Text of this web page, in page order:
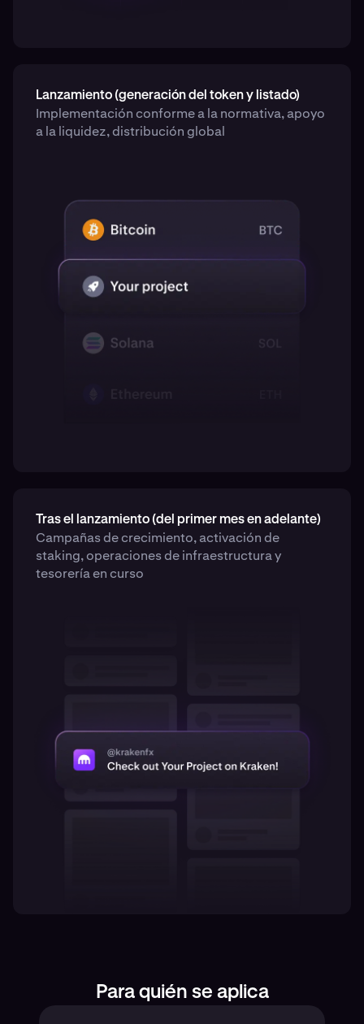
Lanzamiento (generación del token y listado)
Implementación conforme a la normativa, apoyo
a la liquidez, distribución global
Tras el lanzamiento (del primer mes en adelante)
Campañas de crecimiento, activación de
staking, operaciones de infraestructura y
tesorería en curso
Para quién se aplica